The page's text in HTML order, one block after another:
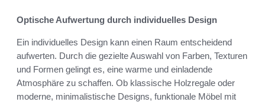
Optische Aufwertung durch individuelles Design
Ein individuelles Design kann einen Raum entscheidend
aufwerten. Durch die gezielte Auswahl von Farben, Texturen
und Formen gelingt es, eine warme und einladende
Atmosphäre zu schaffen. Ob klassische Holzregale oder
moderne, minimalistische Designs, funktionale Möbel mit